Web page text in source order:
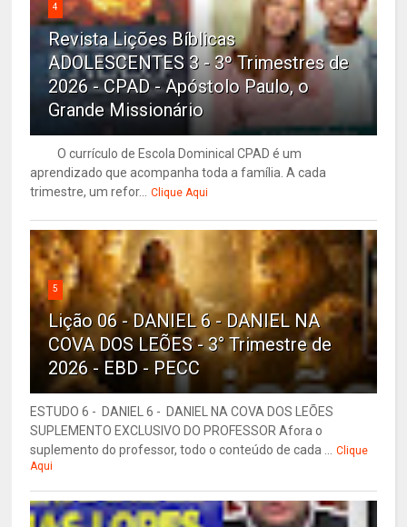
4
Revista Lições Bíblicas
ADOLESCENTES 3 - 3º Trimestres de
2026 - CPAD - Apóstolo Paulo, o
Grande Missionário
O currículo de Escola Dominical CPAD é um
aprendizado que acompanha toda a família. A cada
trimestre, um refor... Clique Aqui
5
Lição 06 - DANIEL 6 - DANIEL NA
COVA DOS LEÕES - 3° Trimestre de
2026 - EBD - PECC
ESTUDO 6 - DANIEL 6 - DANIEL NA COVA DOS LEÕES
SUPLEMENTO EXCLUSIVO DO PROFESSOR Afora o
suplemento do professor, todo o conteúdo de cada ... Clique
Aqui